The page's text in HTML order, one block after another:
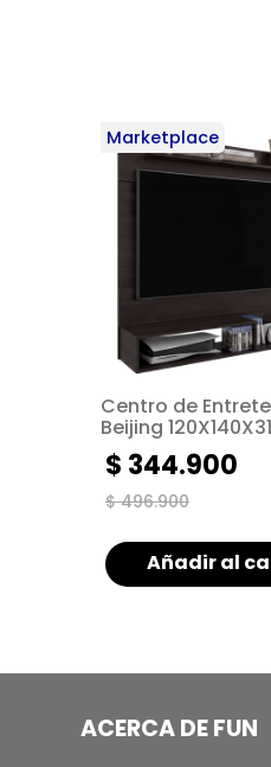
Marketplace
Centro de
Beijing
Nogal ZF
$ 496.900
$ 344.900
Añadir al
ACERCA DE FUN